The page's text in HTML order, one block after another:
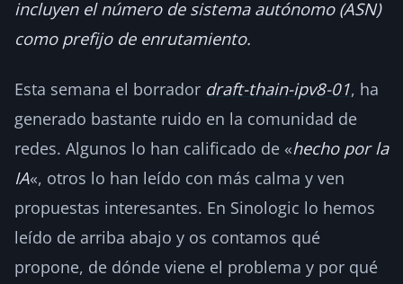
incluyen el número de sistema autónomo (ASN)
como prefijo de enrutamiento.
Esta semana el borrador draft-thain-ipv8-01, ha
generado bastante ruido en la comunidad de
redes. Algunos lo han calificado de «hecho por la
IA«, otros lo han leído con más calma y ven
propuestas interesantes. En Sinologic lo hemos
leído de arriba abajo y os contamos qué
propone, de dónde viene el problema y por qué